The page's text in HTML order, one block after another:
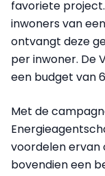
favoriete project.
inwoners van
ontvangt deze
per inwoner. De
een budget van
Met de
voordelen ervan
bovendien een